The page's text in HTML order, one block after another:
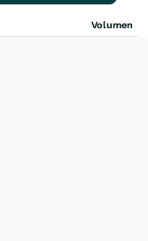
Volumen